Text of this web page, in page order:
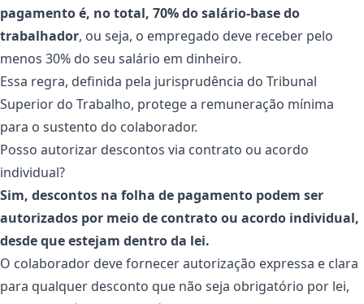
pagamento é, no total, 70% do salário-base do
trabalhador, ou seja, o empregado deve receber pelo
menos 30% do seu salário em dinheiro.
Essa regra, definida pela jurisprudência do Tribunal
Superior do Trabalho, protege a remuneração mínima
para o sustento do colaborador.
Posso autorizar descontos via contrato ou acordo
individual?
Sim, descontos na folha de pagamento podem ser
autorizados por meio de contrato ou acordo individual,
desde que estejam dentro da lei.
O colaborador deve fornecer autorização expressa e clara
para qualquer desconto que não seja obrigatório por lei,